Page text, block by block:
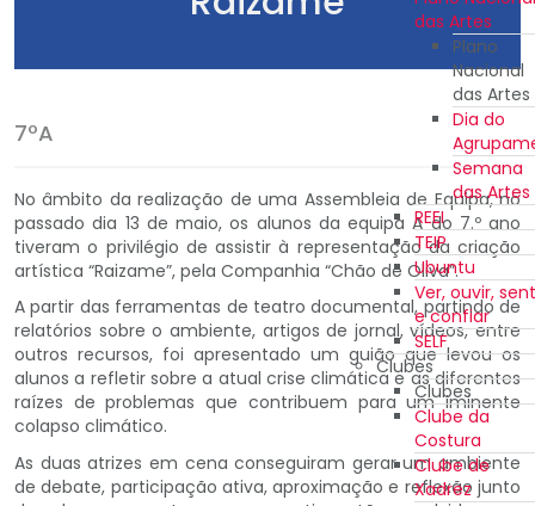
das Artes
Plano
Nacional
das Artes
Dia do
Semana
das Artes
REEI
TEIP
Ubuntu
Ver, ouvir,
e confiar
SELF
Clubes
Clubes
Clube da
Costura
Clube de
Xadrez
7ºA
No âmbito da realização de uma Assembleia de Equipa, no
passado dia 13 de maio, os alunos da equipa A do 7.º ano
tiveram o privilégio de assistir à representação da criação
artística “Raizame”, pela Companhia “Chão de Oliva”.
A partir das ferramentas de teatro documental, partindo de
relatórios sobre o ambiente, artigos de jornal, vídeos, entre
outros recursos, foi apresentado um guião que levou os
alunos a refletir sobre a atual crise climática e as diferentes
raízes de problemas que contribuem para um iminente
colapso climático.
As duas atrizes em cena conseguiram gerar um ambiente
de debate, participação ativa, aproximação e reflexão junto